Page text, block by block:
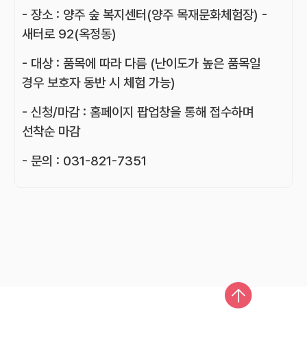
- 장소 : 양주 숲 복지센터(양주 목재문화체험장) -
새터로 92(옥정동)
- 대상 : 품목에 따라 다름 (난이도가 높은 품목일
경우 보호자 동반 시 체험 가능)
- 신청/마감 : 홈페이지 팝업창을 통해 접수하며
선착순 마감
- 문의 : 031-821-7351